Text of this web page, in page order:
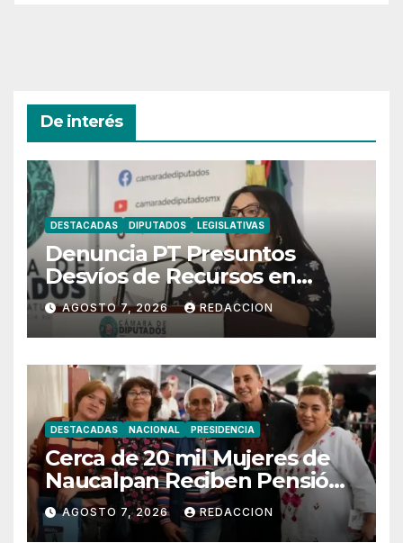
De interés
DESTACADAS DIPUTADOS LEGISLATIVAS
Denuncia PT Presuntos
Desvíos de Recursos en
Municipios de Oaxaca
AGOSTO 7, 2026 REDACCION
DESTACADAS NACIONAL PRESIDENCIA
Cerca de 20 mil Mujeres de
Naucalpan Reciben Pensión
Mujeres Bienestar
AGOSTO 7, 2026 REDACCION